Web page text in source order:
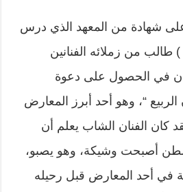
شهادة من المعهد الذي درس
وتفوق فيه على ( 400 ) طالب من زملائه الفنانين
في الحصول على دعوة
“، وهو أحد أبرز المعارض
كان الفنان الشاب يعلم أن
أصبحت وشيكة، وهو يصبو،
في أحد المعارض قبل رحيله